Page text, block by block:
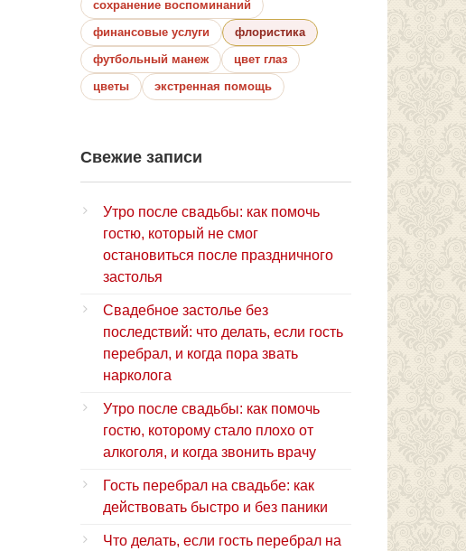
сохранение воспоминаний
финансовые услуги
флористика
футбольный манеж
цвет глаз
цветы
экстренная помощь
Свежие записи
Утро после свадьбы: как помочь
гостю, который не смог
остановиться после праздничного
застолья
Свадебное застолье без
последствий: что делать, если гость
перебрал, и когда пора звать
нарколога
Утро после свадьбы: как помочь
гостю, которому стало плохо от
алкоголя, и когда звонить врачу
Гость перебрал на свадьбе: как
действовать быстро и без паники
Что делать, если гость перебрал на